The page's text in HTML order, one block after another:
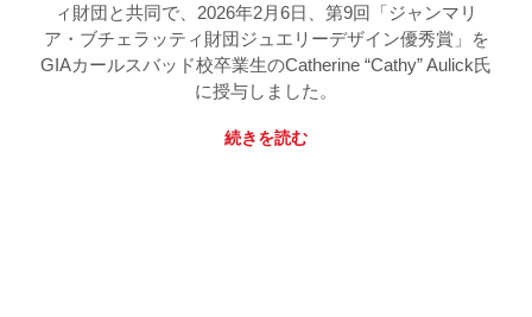
ィ財団と共同で、2026年2月6日、第9回「ジャンマリ
ア・ブチェラッティ財団ジュエリーデザイン優秀賞」を
GIAカールスバッド校卒業生のCatherine “Cathy” Aulick氏
に授与しました。
続きを読む